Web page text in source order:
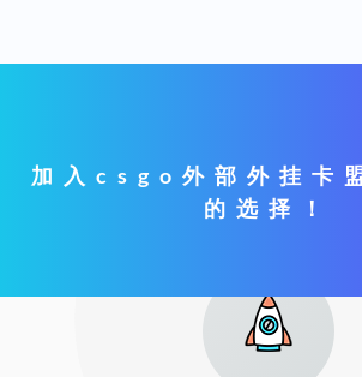
加入csgo外部外挂卡
的选择！